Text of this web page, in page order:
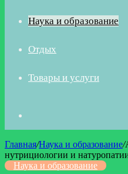
Наука и образование
Отдых
Товары и услуги
Главная/Наука и образование/
нутрициологии и
Наука и образование